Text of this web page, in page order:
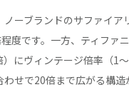
ノーブランドのサファイア
度です。一方、ティファ
にヴィンテージ倍率（1
わせで20倍まで広がる構造